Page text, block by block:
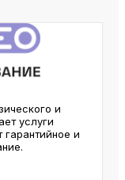
и
услуги
гарантийное и